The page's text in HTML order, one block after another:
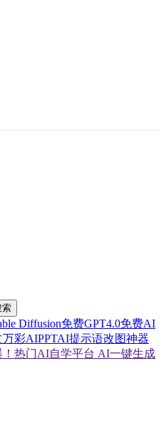
索
Diffusion免费GPT4.0免费AI
万彩AIPPTAI提示语改图神器
！热门AI自学平台 AI一键生成